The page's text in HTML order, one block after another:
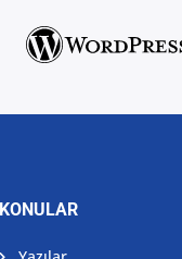
KONULAR